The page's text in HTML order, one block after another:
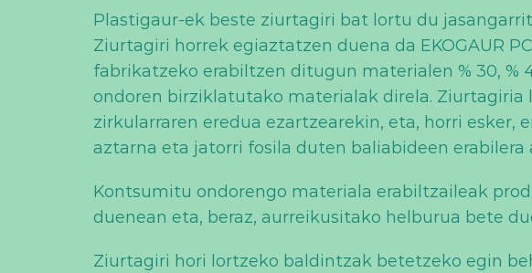
Plastigaur-ek beste ziurtagiri bat lortu du
Ziurtagiri horrek egiaztatzen duena da EKOGAUR
fabrikatzeko erabiltzen ditugun materialen % 30, %
ondoren birziklatutako materialak direla. Ziurtagiria
zirkularraren eredua ezartzearekin, eta, horri esker,
aztarna eta jatorri fosila duten baliabideen
Kontsumitu ondorengo materiala erabiltzaileak
duenean eta, beraz, aurreikusitako helburua bete
Ziurtagiri hori lortzeko baldintzak betetzeko egin